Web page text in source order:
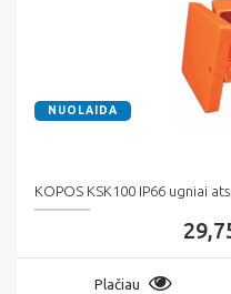
NUOLAIDA
KOPOS KSK100 IP66 ugniai
Plačiau